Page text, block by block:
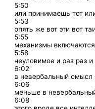
5:50
или принимаешь тот
5:53
опять же вот эти вот
5:55
механизмы
5:58
неуловимое и раз раз
6:02
в невербальный
6:06
меньше в
6:08